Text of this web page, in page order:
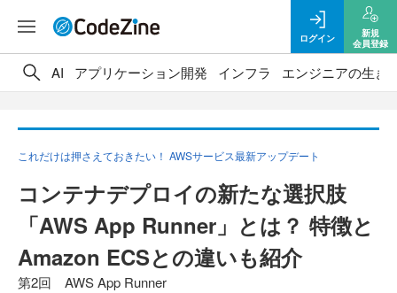
ログイン
新規
会員登録
AI アプリケーション開発 インフラ エンジニアの生き
これだけは押さえておきたい！ AWSサービス最新アップデート
コンテナデプロイの新たな選択肢
「AWS App Runner」とは？ 特徴と
Amazon ECSとの違いも紹介
第2回 AWS App Runner